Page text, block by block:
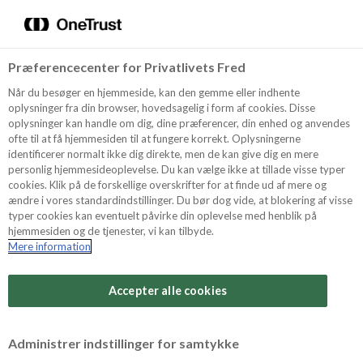
Menu
Oppskrifter
Om ODENSE
Tips & Triks
Vælg sprog
Det har oppstått en feil.
nåværende tidspunkt. Prøv igjen senere.
Præferencecenter for Privatlivets Fred
Når du besøger en hjemmeside, kan den gemme eller indhente
oplysninger fra din browser, hovedsagelig i form af cookies. Disse
oplysninger kan handle om dig, dine præferencer, din enhed og anvendes
ofte til at få hjemmesiden til at fungere korrekt. Oplysningerne
identificerer normalt ikke dig direkte, men de kan give dig en mere
personlig hjemmesideoplevelse. Du kan vælge ikke at tillade visse typer
cookies. Klik på de forskellige overskrifter for at finde ud af mere og
ændre i vores standardindstillinger. Du bør dog vide, at blokering af visse
typer cookies kan eventuelt påvirke din oplevelse med henblik på
hjemmesiden og de tjenester, vi kan tilbyde.
Mere information
Accepter alle cookies
Administrer indstillinger for samtykke